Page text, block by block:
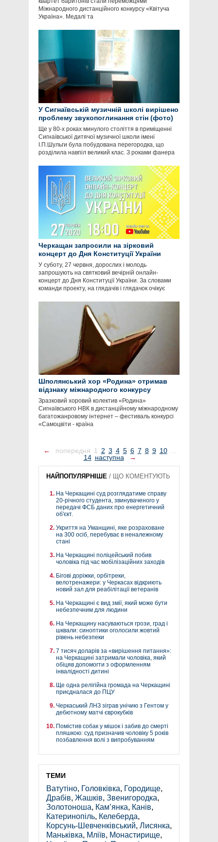
Міжнародного дистанційного конкурсу «Квітуча
Україна». Медалі та
У Сигнаївській музичній школі вирішено
проблему звукопоглинання стін (фото)
Ще у 80-х роках минулого століття в приміщенні
Сигнаївської дитячої музичної школи імені
І.П.Шульги була побудована перегородка, що
розділила навпіл великий клас. З роками фанера
Черкащан запросили на зірковий
концерт до Дня Конституції України
У суботу, 27 червня, дорослих і молодь
запрошують на святковий вечірній онлайн-
концерт до Дня Конституції України. За словами
команди проекту, на глядачів і глядачок очікує
Шполянський хор «Родина» отримав
відзнаку міжнародного конкурсу
Зразковий хоровий колектив «Родина»
Сигнаївського НВК в дистанційному міжнародному
багатожанровому інтернет – фестиваль конкурсі
«Самоцвіти - країна
← попередня 1 2 3 4 5 6 7 8 9 10 ...
14 наступна →
НАЙПОПУЛЯРНІШЕ / ЩО КОМЕНТУЮТЬ
На Черкащині суд розглядатиме справу
20-річного студента, звинуваченого у
передачі ФСБ даних про енергетичний
об'єкт.
Укриття на Уманщині, яке розраховане
на 300 осіб, перебуває в неналежному
стані
На Черкащині поліцейський побив
чоловіка під час мобілізаційних заходів
Бігові доріжки, орбітреки,
велотренажери: у Черкасах відкриють
новий зал для реабілітації ветеранів
На Черкащині є вид змії, який може бути
небезпечним для людини
На Черкащину насуваються грози, град і
шквали: синоптики оголосили жовтий
рівень небезпеки
7 тисяч доларів за «вирішення питання»:
на Черкащині затримали чоловіка, який
обіцяв допомогти з оформленням
інвалідності дитині
Ще одна релігійна громада на Черкащині
приєдналася до ПЦУ
Черкаський ЛНЗ зіграв унічию з Гентом у
дебютному матчі єврокубків
Помістив собак у мішок і забив до смерті
пляшкою: суд призначив чоловіку 5 років
позбавлення волі з випробуванням
ТЕМИ
Ватутіно, Головківка, Городище,
Драбів, Жашків, Звенигородка,
Золотоноша, Кам’янка, Канів,
Катеринопіль, Келеберда,
Корсунь-Шевченківський, Лисянка,
Маньківка, Мліїв, Монастирище,